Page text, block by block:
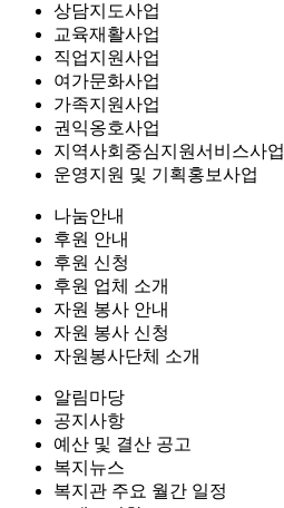
상담지도사업
교육재활사업
직업지원사업
여가문화사업
가족지원사업
권익옹호사업
지역사회중심지원서비스사업
운영지원 및 기획홍보사업
나눔안내
후원 안내
후원 신청
후원 업체 소개
자원 봉사 안내
자원 봉사 신청
자원봉사단체 소개
알림마당
공지사항
예산 및 결산 공고
복지뉴스
복지관 주요 월간 일정